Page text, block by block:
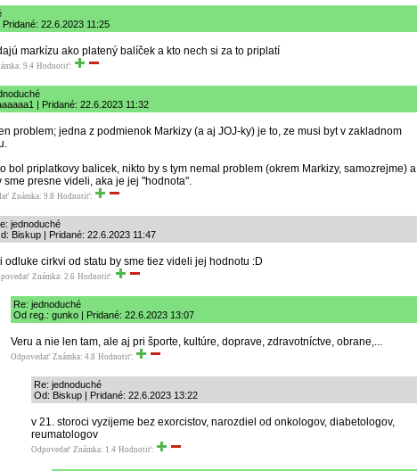
22.6.2023 11:25
markízu ako platený balíček a kto nech si za to priplatí
9.4 Hodnotiť:
| Pridané: 22.6.2023 11:32
problem; jedna z podmienok Markizy (a aj JOJ-ky) je to, ze musi byt v zakladnom
bol priplatkovy balicek, nikto by s tym nemal problem (okrem Markizy, samozrejme) a
sme presne videli, aka je jej "hodnota".
Známka: 9.8 Hodnotiť:
jednoduché
Biskup | Pridané: 22.6.2023 11:47
odluke cirkvi od statu by sme tiez videli jej hodnotu :D
Známka: 2.6 Hodnotiť:
Re: jednoduché
Od reg.: gunko | Pridané: 22.6.2023 13:07
Veru a nie len tam, ale aj pri športe, kultúre, doprave, zdravotníctve, obrane,...
Odpovedať Známka: 4.8 Hodnotiť:
Re: jednoduché
Od: Biskup | Pridané: 22.6.2023 13:22
v 21. storoci vyzijeme bez exorcistov, narozdiel od onkologov, diabetologov,
reumatologov
Odpovedať Známka: 1.4 Hodnotiť: